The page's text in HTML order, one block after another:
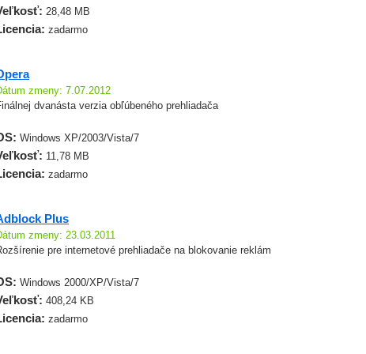
28,48 MB
zadarmo
zmeny: 7.07.2012
dvanásta verzia obľúbeného prehliadača
Windows XP/2003/Vista/7
11,78 MB
zadarmo
Plus
zmeny: 23.03.2011
pre internetové prehliadače na blokovanie reklám
Windows 2000/XP/Vista/7
408,24 KB
zadarmo